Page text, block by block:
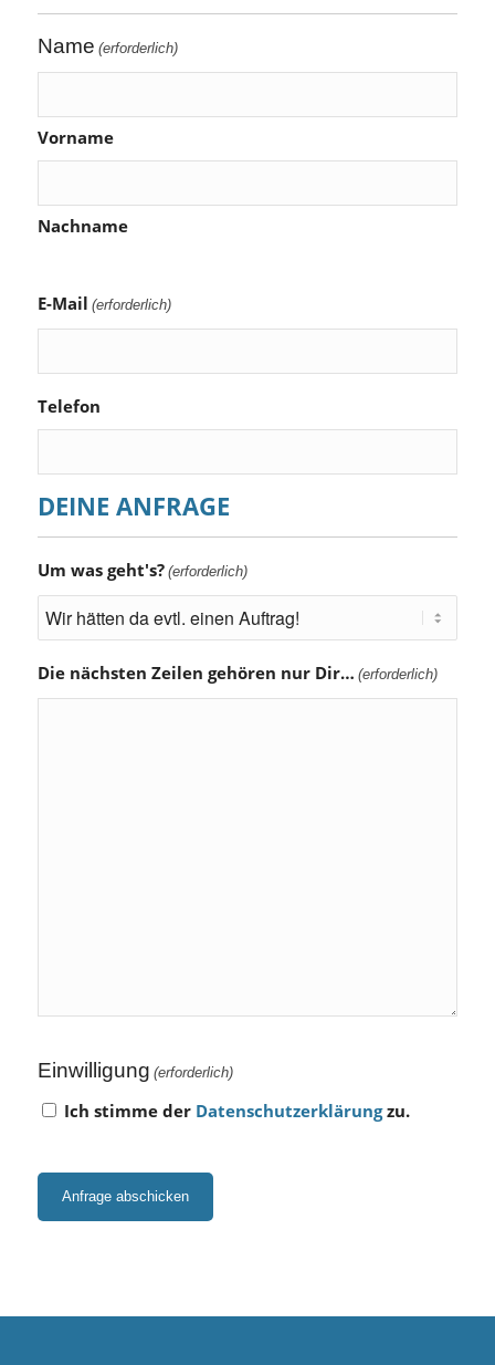
Name (erforderlich)
Vorname
Nachname
E-Mail (erforderlich)
Telefon
DEINE ANFRAGE
Um was geht's? (erforderlich)
Die nächsten Zeilen gehören nur Dir… (erforderlich)
Einwilligung (erforderlich)
Ich stimme der Datenschutzerklärungzu.